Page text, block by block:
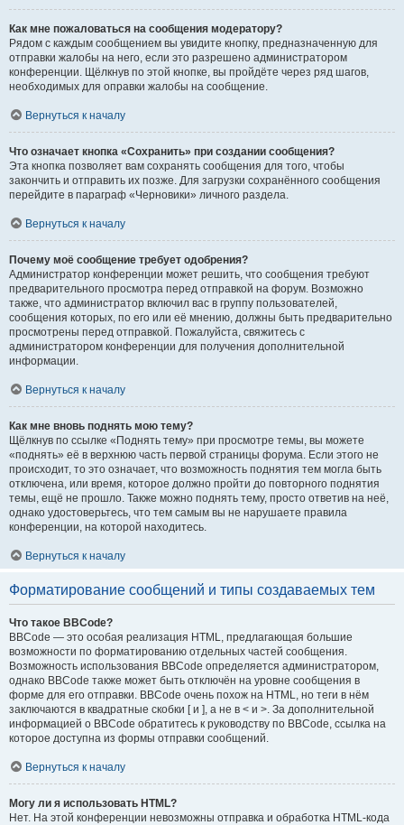
Как мне пожаловаться на сообщения модератору?
Рядом с каждым сообщением вы увидите кнопку, предназначенную для
отправки жалобы на него, если это разрешено администратором
конференции. Щёлкнув по этой кнопке, вы пройдёте через ряд шагов,
необходимых для оправки жалобы на сообщение.
Вернуться к началу
Что означает кнопка «Сохранить» при создании сообщения?
Эта кнопка позволяет вам сохранять сообщения для того, чтобы
закончить и отправить их позже. Для загрузки сохранённого сообщения
перейдите в параграф «Черновики» личного раздела.
Вернуться к началу
Почему моё сообщение требует одобрения?
Администратор конференции может решить, что сообщения требуют
предварительного просмотра перед отправкой на форум. Возможно
также, что администратор включил вас в группу пользователей,
сообщения которых, по его или её мнению, должны быть предварительно
просмотрены перед отправкой. Пожалуйста, свяжитесь с
администратором конференции для получения дополнительной
информации.
Вернуться к началу
Как мне вновь поднять мою тему?
Щёлкнув по ссылке «Поднять тему» при просмотре темы, вы можете
«поднять» её в верхнюю часть первой страницы форума. Если этого не
происходит, то это означает, что возможность поднятия тем могла быть
отключена, или время, которое должно пройти до повторного поднятия
темы, ещё не прошло. Также можно поднять тему, просто ответив на неё,
однако удостоверьтесь, что тем самым вы не нарушаете правила
конференции, на которой находитесь.
Вернуться к началу
Форматирование сообщений и типы создаваемых тем
Что такое BBCode?
BBCode — это особая реализация HTML, предлагающая большие
возможности по форматированию отдельных частей сообщения.
Возможность использования BBCode определяется администратором,
однако BBCode также может быть отключён на уровне сообщения в
форме для его отправки. BBCode очень похож на HTML, но теги в нём
заключаются в квадратные скобки [ и ], а не в < и >. За дополнительной
информацией о BBCode обратитесь к руководству по BBCode, ссылка на
которое доступна из формы отправки сообщений.
Вернуться к началу
Могу ли я использовать HTML?
Нет. На этой конференции невозможны отправка и обработка HTML-кода